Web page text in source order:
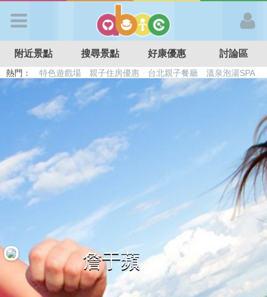
APP登入
首 頁
搜尋景點
好康優惠
最新留言
商家合作
附近景點 搜尋景點 好康優惠 討論區
熱門： 特色遊戲場 親子住房優惠 台北親子餐廳
溫泉泡湯SPA
溜滑梯民宿
觀光工廠 日本親子景點
詹于蘋